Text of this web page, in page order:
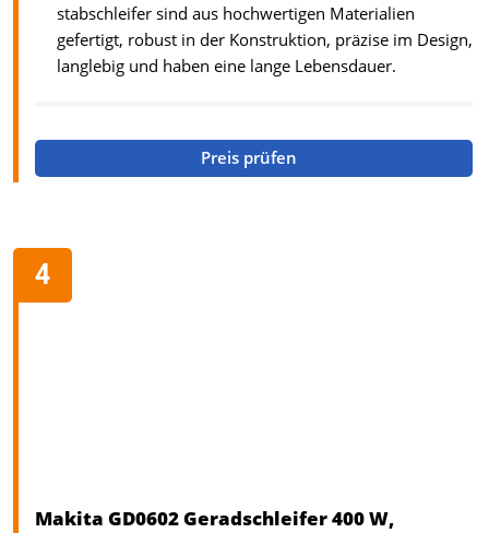
stabschleifer sind aus hochwertigen Materialien
gefertigt, robust in der Konstruktion, präzise im Design,
langlebig und haben eine lange Lebensdauer.
Preis prüfen
Makita GD0602 Geradschleifer 400 W,